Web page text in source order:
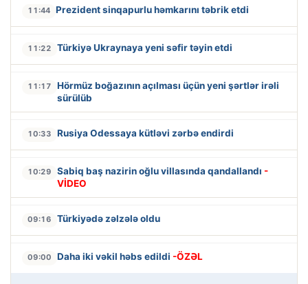
11:44 Prezident sinqapurlu həmkarını təbrik etdi
11:22 Türkiyə Ukraynaya yeni səfir təyin etdi
11:17
Hörmüz boğazının açılması üçün yeni şərtlər irəli
sürülüb
10:33 Rusiya Odessaya kütləvi zərbə endirdi
10:29 Sabiq baş nazirin oğlu villasında qandallandı -
VİDEO
09:16 Türkiyədə zəlzələ oldu
09:00 Daha iki vəkil həbs edildi -ÖZƏL